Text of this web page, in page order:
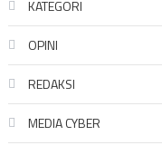
KATEGORI
OPINI
REDAKSI
MEDIA CYBER